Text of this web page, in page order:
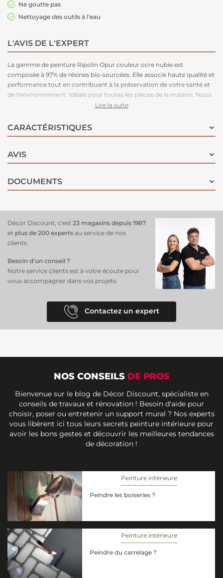
Ne goutte pas
Nettoyage des outils à l'eau
L'AVIS DE L'EXPERT
La gamme de peinture Ripolin Opur couleur ocre nubie est
composée à 97% de résines bio-sourcées. Elle associe haute qualité et
performance tout en contribuant à la préservation de votre santé et
de l'environnement. Idéale pour toutes les pièces de la maison. Nous
recommandons un lessivage après 3 semaines de pose.
Lire la suite
CARACTÉRISTIQUES
AVIS
DOCUMENTS
Décor Discount, c'est 23 magasins depuis 1987
et plus de 200 experts au service de nos
clients.
Besoin d’un conseil ?
Notre service clients est à votre écoute pour
vous accompagner dans vos projets.
Contactez un expert
NOS CONSEILS DE PROS
Bienvenue sur le blog de Décor Discount, spécialiste en
conseils de travaux et rénovation ! Besoin d'aide pour
choisir, poser ou entretenir un support mural ? Nos experts
vous libèrent ici tous leurs secrets peinture intérieure pour
avoir les bons gestes et découvrir les meilleures tendances
de décoration !
Peinture intérieure
Peindre les boiseries ?
Peinture intérieure
Peindre du carrelage ?